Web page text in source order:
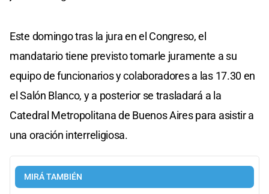
Este domingo tras la jura en el Congreso, el
mandatario tiene previsto tomarle juramente a su
equipo de funcionarios y colaboradores a las 17.30 en
el Salón Blanco, y a posterior se trasladará a la
Catedral Metropolitana de Buenos Aires para asistir a
una oración interreligiosa.
MIRÁ TAMBIÉN